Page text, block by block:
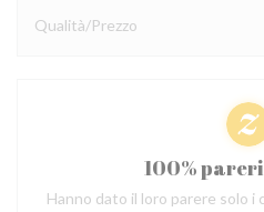
Qualità/Prezzo
100%
Hanno dato il loro parere solo